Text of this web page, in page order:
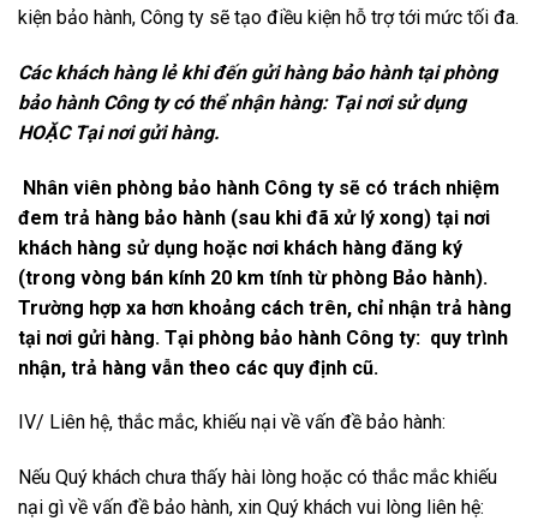
kiện bảo hành, Công ty sẽ tạo điều kiện hỗ trợ tới mức tối đa.
Các khách hàng lẻ khi đến gửi hàng bảo hành tại phòng
bảo hành Công ty có thể nhận hàng: Tại nơi sử dụng
HOẶC Tại nơi gửi hàng.
Nhân viên phòng bảo hành Công ty sẽ có trách nhiệm
đem trả hàng bảo hành (sau khi đã xử lý xong) tại nơi
khách hàng sử dụng hoặc nơi khách hàng đăng ký
(trong vòng bán kính 20 km tính từ phòng Bảo hành).
Trường hợp xa hơn khoảng cách trên, chỉ nhận trả hàng
tại nơi gửi hàng. Tại phòng bảo hành Công ty: quy trình
nhận, trả hàng vẫn theo các quy định cũ.
IV/ Liên hệ, thắc mắc, khiếu nại về vấn đề bảo hành:
Nếu Quý khách chưa thấy hài lòng hoặc có thắc mắc khiếu
nại gì về vấn đề bảo hành, xin Quý khách vui lòng liên hệ: